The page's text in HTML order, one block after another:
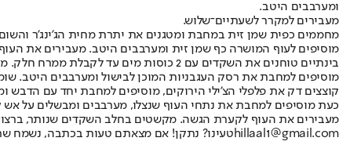
ומערבבים היטב.
מעבירים למקרר לשעתיים־שלוש.
מחממים כפית שמן זית במחבת ומטגנים את יתרת מחית הג'ינג'ר והשום.
מוסיפים לעוף המושרה כף שמן זית ומערבבים היטב. מעבירים את העוף לרשת של סיר
בינתיים טוחנים את השקדים עם 2 כוסות מים עד לקבלת ממרח חלק. מסננים במסננת דקה או מבעד לבד מוסלין אגב לחיצה עם הכף.
מוסיפים למחבת את רסק העגבניות המוכן לבישול ומערבבים היטב.
קוצצים דק את פלפלי הצ'ילי הירוקים, מוסיפים למחבת יחד עם
כעת מוסיפים למחבת את נתחי העוף שנצלו, מערבבים ומבשלים על אש קטנה 3-
מעבירים את העוף לקערת הגשה. מקשטים בחלב השקדים שנותר,
hillaal1@gmail.comטעינו? נתקן! אם מצאתם טעות בכתבה, נשמח